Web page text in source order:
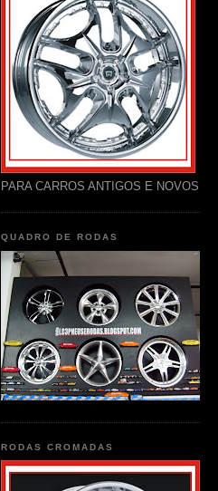
PARA CARROS ANTIGOS E NOVOS
QUADRO DE RODAS
RODAS CROMADAS